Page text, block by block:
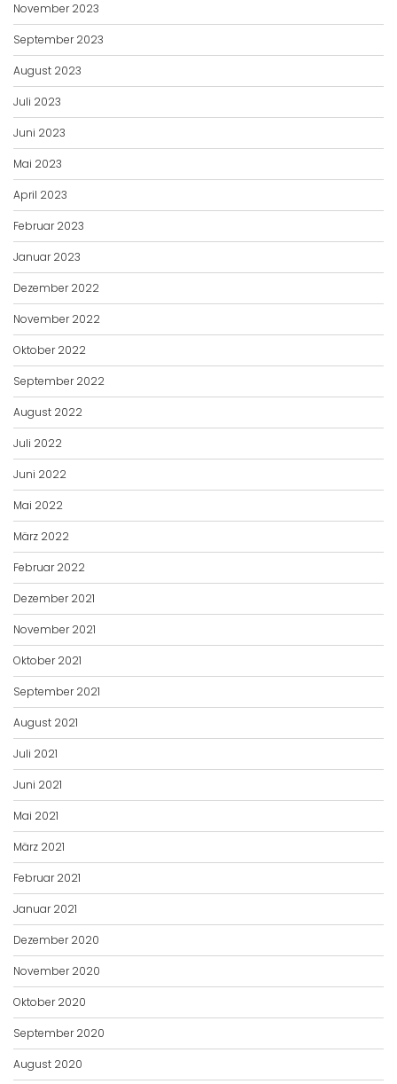
November 2023
September 2023
August 2023
Juli 2023
Juni 2023
Mai 2023
April 2023
Februar 2023
Januar 2023
Dezember 2022
November 2022
Oktober 2022
September 2022
August 2022
Juli 2022
Juni 2022
Mai 2022
März 2022
Februar 2022
Dezember 2021
November 2021
Oktober 2021
September 2021
August 2021
Juli 2021
Juni 2021
Mai 2021
März 2021
Februar 2021
Januar 2021
Dezember 2020
November 2020
Oktober 2020
September 2020
August 2020